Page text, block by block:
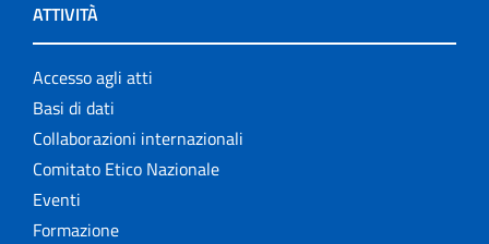
ATTIVITÀ
Accesso agli atti
Basi di dati
Collaborazioni internazionali
Comitato Etico Nazionale
Eventi
Formazione